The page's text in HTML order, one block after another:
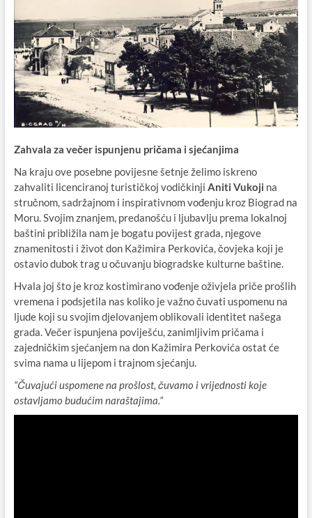
Zahvala za večer ispunjenu pričama i sjećanjima
Na kraju ove posebne povijesne šetnje želimo iskreno
zahvaliti licenciranoj turističkoj vodičkinji Aniti Vukoji na
stručnom, sadržajnom i inspirativnom vođenju kroz Biograd na
Moru. Svojim znanjem, predanošću i ljubavlju prema lokalnoj
baštini približila nam je bogatu povijest grada, njegove
znamenitosti i život don Kažimira Perkovića, čovjeka koji je
ostavio dubok trag u očuvanju biogradske kulturne baštine.
Hvala joj što je kroz kostimirano vođenje oživjela priče prošlih
vremena i podsjetila nas koliko je važno čuvati uspomenu na
ljude koji su svojim djelovanjem oblikovali identitet našega
grada. Večer ispunjena poviješću, zanimljivim pričama i
zajedničkim sjećanjem na don Kažimira Perkovića ostat će
svima nama u lijepom i trajnom sjećanju.
“Čuvajući uspomene na prošlost, čuvamo i vrijednosti koje
ostavljamo budućim naraštajima.”